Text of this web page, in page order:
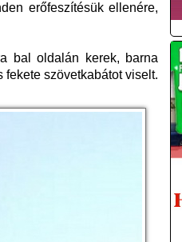
erőfeszítésük ellenére,
bal oldalán kerek, barna
szövetkabátot viselt.